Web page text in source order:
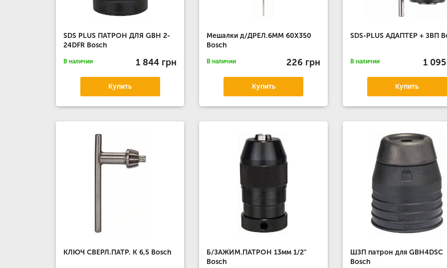
SDS PLUS ПАТРОН ДЛЯ GBH 2-
24DFR Bosch
В наличии 1 844 грн
Купить
Мешалки д/ДРЕЛ.6ММ 60Х350
Bosch
В наличии 226 грн
Купить
SDS-PLUS АДАПТЕР + ЗВП
В наличии 1
Купить
КЛЮЧ СВЕРЛ.ПАТР. К 6,5 Bosch
Б/ЗАЖИМ.ПАТРОН 13мм 1/2"
Bosch
ШЗП патрон для GBH4DSC
Bosch